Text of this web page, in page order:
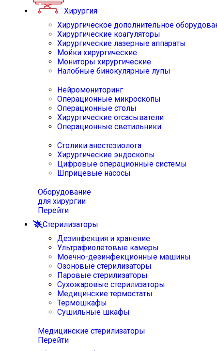
Хирургия
Хирургическое дополнительное
Хирургические коагуляторы
Хирургические лазерные аппараты
Мойки хирургические
Мониторы хирургические
Налобные бинокулярные лупы
Нейромониторинг
Операционные микроскопы
Операционные столы
Хирургические отсасыватели
Операционные светильники
Столики анестезиолога
Хирургические эндоскопы
Цифровые операционные системы
Шприцевые насосы
Оборудование
для хирургии
Перейти
Стерилизаторы
Дезинфекция и хранение
Ультрафиолетовые камеры
Моечно-дезинфекционные машины
Озоновые стерилизаторы
Паровые стерилизаторы
Сухожаровые стерилизаторы
Медицинские термостаты
Термошкафы
Сушильные шкафы
Медицинские стерилизаторы
Перейти